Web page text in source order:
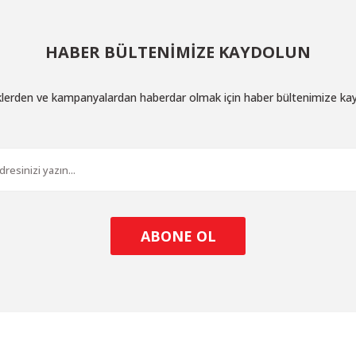
HABER BÜLTENİMİZE KAYDOLUN
ve kampanyalardan haberdar olmak için haber bültenimize
ABONE OL